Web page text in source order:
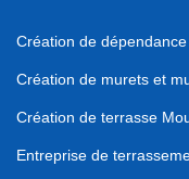
Création de
Création de murets et
Création de terrasse
Entreprise de